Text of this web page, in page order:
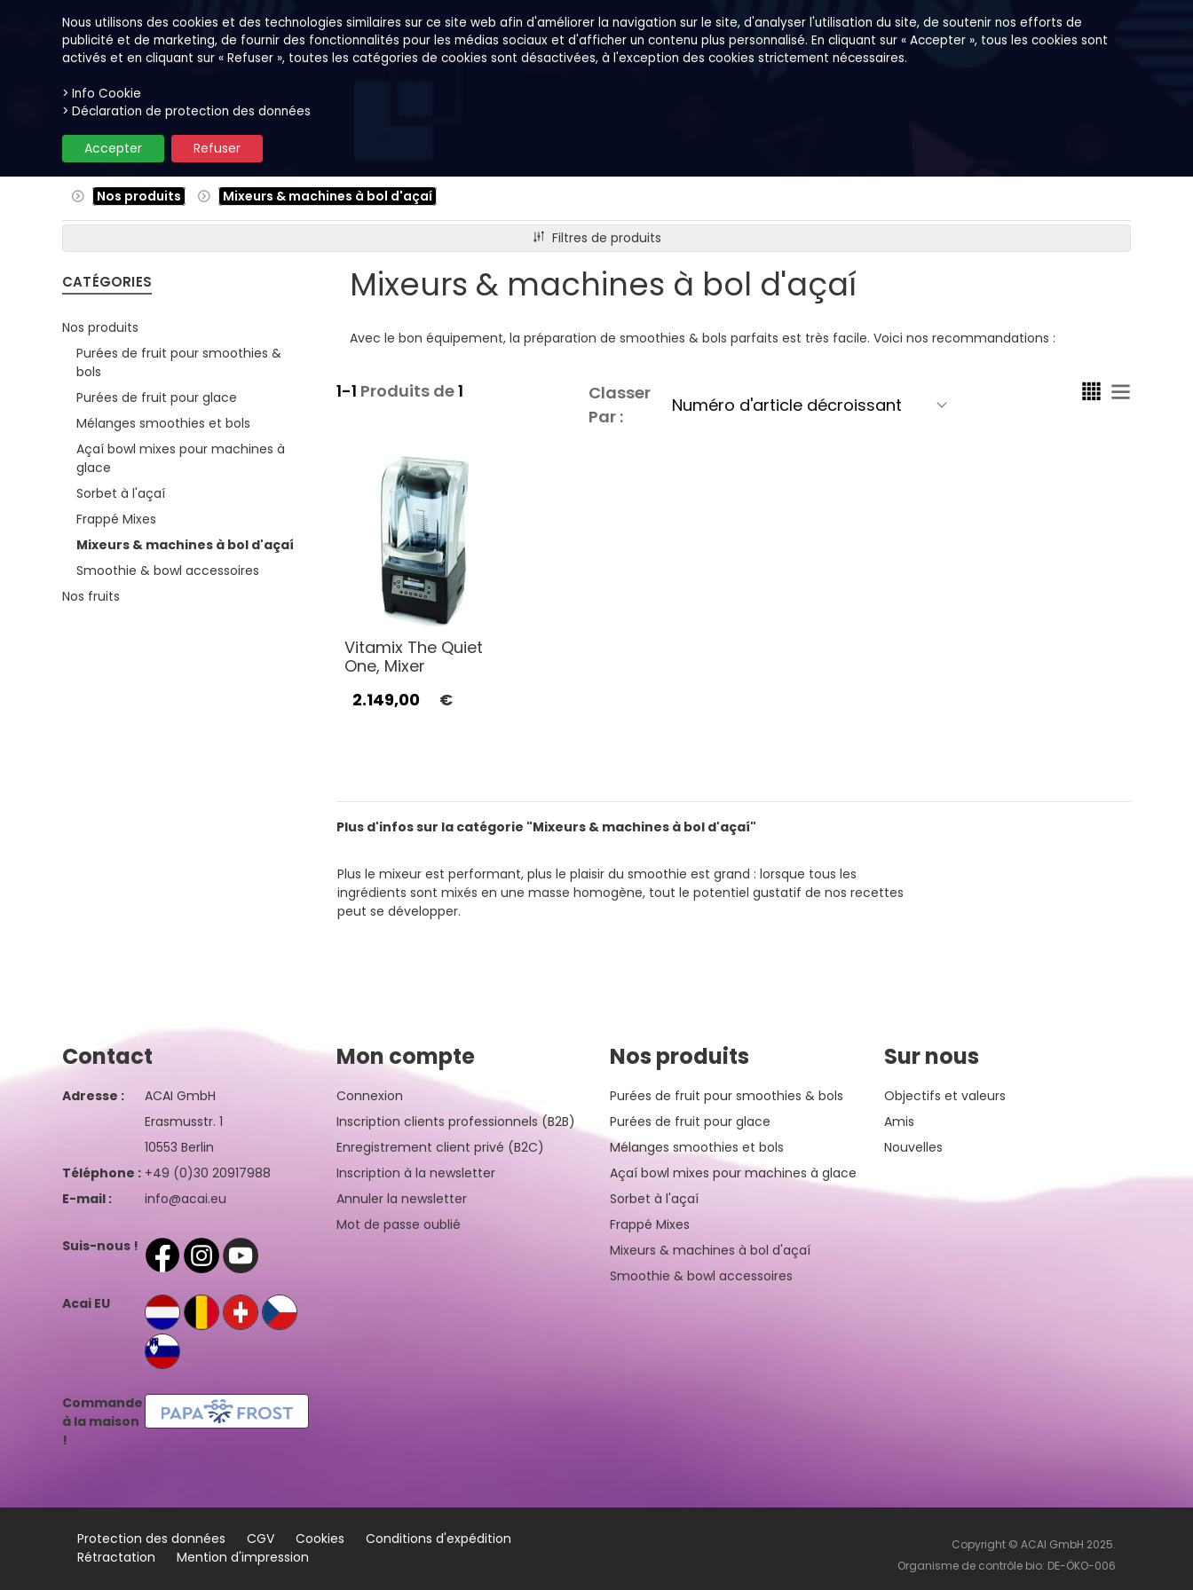
Nous utilisons des cookies et des technologies similaires sur ce site web afin d'améliorer la navigation sur le site, d'analyser l'utilisation du site, de soutenir nos efforts de
publicité et de marketing, de fournir des fonctionnalités pour les médias sociaux et d'afficher un contenu plus personnalisé. En cliquant sur « Accepter », tous les cookies sont
activés et en cliquant sur « Refuser », toutes les catégories de cookies sont désactivées, à l'exception des cookies strictement nécessaires.
> Info Cookie
> Déclaration de protection des données
Refuser
Accepter
Nos produits Fruits
Nos produits Mixeurs & machines à bol d'açaí
Filtres de produits
CATÉGORIES
Nos produits
Purées de fruit pour smoothies &
bols
Purées de fruit pour glace
Mélanges smoothies et bols
Açaí bowl mixes pour machines à
glace
Sorbet à l'açaí
Frappé Mixes
Mixeurs & machines à bol d'açaí
Smoothie & bowl accessoires
Nos fruits
Mixeurs & machines à bol d'açaí
Avec le bon équipement, la préparation de smoothies & bols parfaits est très facile. Voici nos recommandations :
1-1 Produits de1
Classer
Par :
Vitamix The Quiet
One, Mixer
2.149,00
€
Plus d'infos sur la catégorie "Mixeurs & machines à bol d'açaí"
Plus le mixeur est performant, plus le plaisir du smoothie est grand : lorsque tous les
ingrédients sont mixés en une masse homogène, tout le potentiel gustatif de nos recettes
peut se développer.
Contact
Adresse :
ACAI GmbH
Erasmusstr. 1
10553 Berlin
Téléphone : +49 (0)30 20917988
E-mail :
info@acai.eu
Suis-nous !
Acai EU
Commande
à la maison
!
Mon compte
Connexion
Inscription clients professionnels (B2B)
Enregistrement client privé (B2C)
Inscription à la newsletter
Annuler la newsletter
Mot de passe oublié
Nos produits
Purées de fruit pour smoothies & bols
Purées de fruit pour glace
Mélanges smoothies et bols
Açaí bowl mixes pour machines à glace
Sorbet à l'açaí
Frappé Mixes
Mixeurs & machines à bol d'açaí
Smoothie & bowl accessoires
Sur nous
Objectifs et valeurs
Amis
Nouvelles
Protection des données CGV Cookies
Conditions d'expédition
Rétractation
Mention d'impression
Copyright © ACAI GmbH 2025.
Organisme de contrôle bio: DE-ÖKO-006